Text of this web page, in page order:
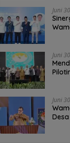
Juni
Juni
Juni